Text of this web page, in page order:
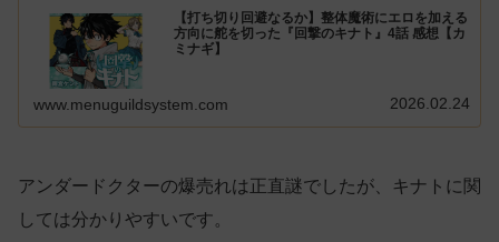
【打ち切り回避なるか】整体魔術にエロを加える
方向に舵を切った『回撃のキナト』4話 感想【カ
ミナギ】
www.menuguildsystem.com 2026.02.24
アンダードクターの爆売れは正直謎でしたが、キナトに関
しては分かりやすいです。